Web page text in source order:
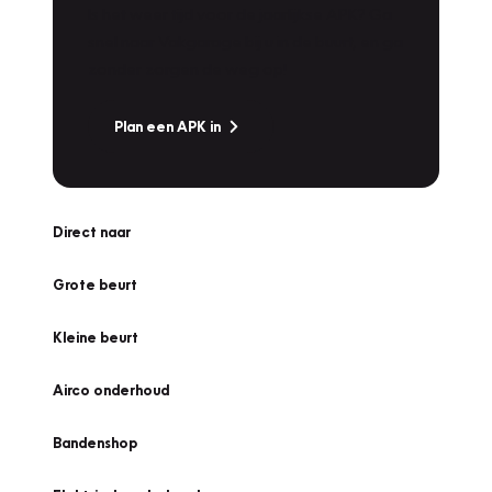
Plan een APK in
Direct naar
Grote beurt
Kleine beurt
Airco onderhoud
Bandenshop